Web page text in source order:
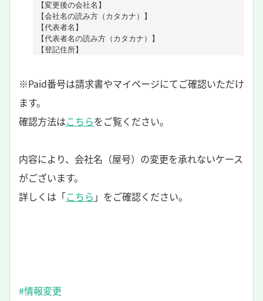
【変更後の会社名】
【会社名の読み方（カタカナ）】
【代表者名】
【代表者名の読み方（カタカナ）】
【登記住所】
※Paid番号は請求書やマイページにてご確認いただけ
ます。
確認方法はこちらをご覧ください。
内容により、会社名（屋号）の変更を承れないケース
がございます。
詳しくは「こちら 」をご確認ください。
#情報変更